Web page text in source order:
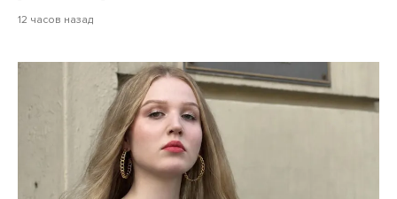
12 часов назад